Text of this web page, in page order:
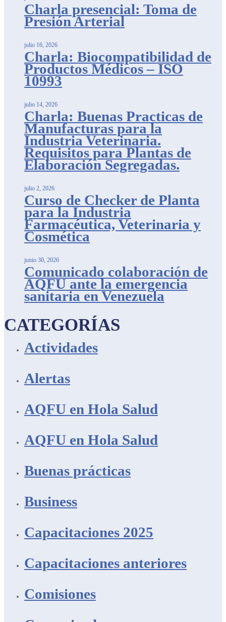
Charla presencial: Toma de
Presión Arterial
Charla: Biocompatibilidad de
Productos Médicos – ISO
10993
julio 16, 2026
Charla: Buenas Practicas de
Manufacturas para la
Industria Veterinaria.
Requisitos para Plantas de
Elaboración Segregadas.
julio 14, 2026
Curso de Checker de Planta
para la Industria
Farmacéutica, Veterinaria y
Cosmética
julio 2, 2026
Comunicado colaboración de
AQFU ante la emergencia
sanitaria en Venezuela
junio 30, 2026
CATEGORÍAS
Actividades
Alertas
AQFU en Hola Salud
AQFU en Hola Salud
Buenas prácticas
Business
Capacitaciones 2025
Capacitaciones anteriores
Comisiones